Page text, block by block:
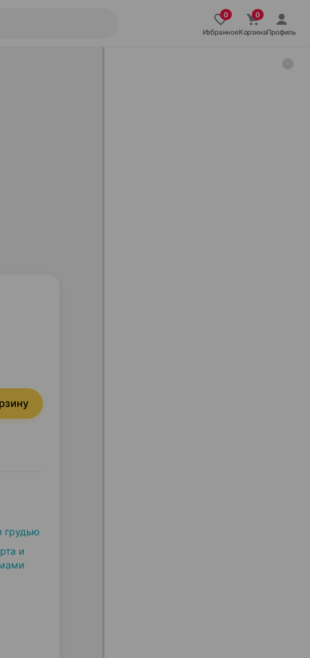
ИзбранноеКорзинаПрофиль
грудью
и